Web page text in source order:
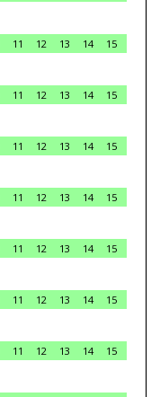
11 12 13 14
15
11 12 13 14
15
11 12 13 14
15
11 12 13 14
15
11 12 13 14
15
11 12 13 14
15
11 12 13 14
15